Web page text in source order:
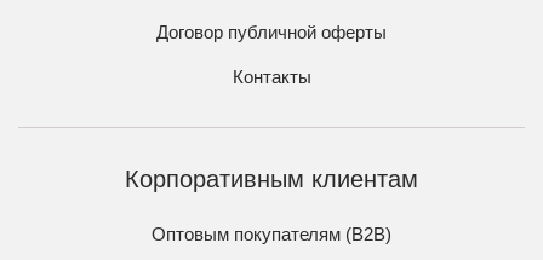
Договор публичной оферты
Контакты
Корпоративным клиентам
Оптовым покупателям (B2B)